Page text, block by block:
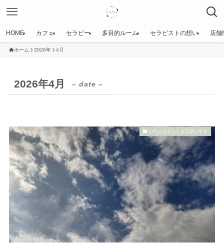
HOME カフェ セラピー 多目的ルーム セラピストの想い 店舗
ホーム 2026年 4月
2026年4月 – date –
いろんなわたしを言葉にする